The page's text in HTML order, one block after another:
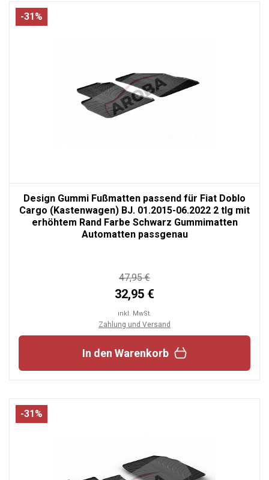
-31%
Design Gummi Fußmatten passend für Fiat Doblo
Cargo (Kastenwagen) BJ. 01.2015-06.2022 2 tlg mit
erhöhtem Rand Farbe Schwarz Gummimatten
Automatten passgenau
47,95 €
32,95 €
inkl. MwSt.
Zahlung und Versand
In den Warenkorb
-31%